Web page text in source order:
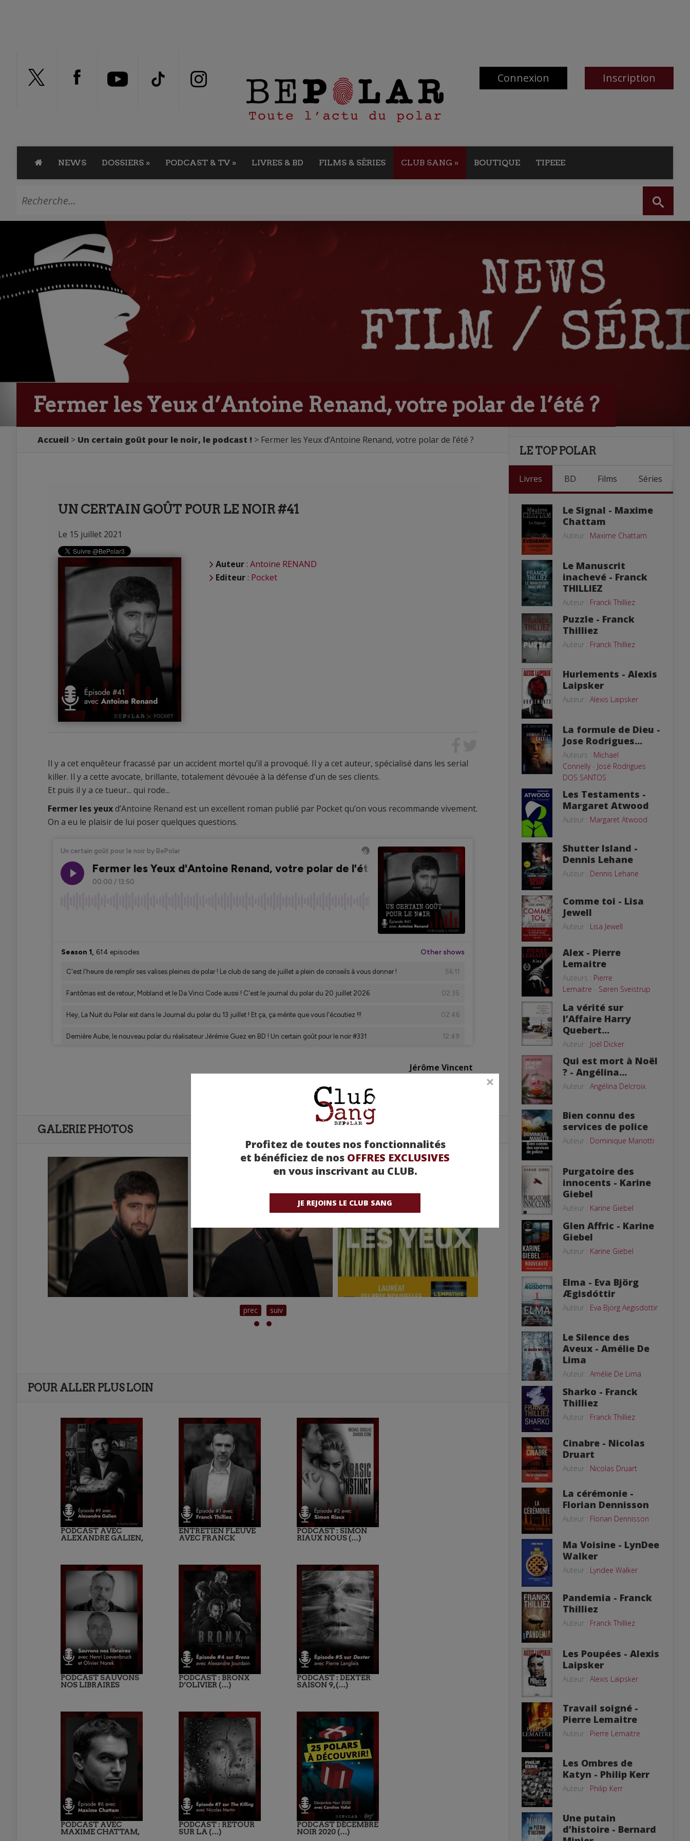
Connexion Inscription
NEWS DOSSIERS » PODCAST & TV » LIVRES & BD FILMS & SÉRIES CLUB SANG » BOUTIQUE TIPEEE
Profitez de toutes nos fonctionnalités
et bénéficiez de nos OFFRES EXCLUSIVES
en vous inscrivant au CLUB.
JE REJOINS LE CLUB SANG
Fermer les Yeux d’Antoine Renand, votre polar de l’été ?
Accueil > Un certain goût pour le noir, le podcast ! > Fermer les Yeux d’Antoine Renand, votre polar de l’été ?
UN CERTAIN GOÛT POUR LE NOIR #41
Le 15 juillet 2021
0
Auteur : Antoine RENAND
Editeur : Pocket
Il y a cet enquêteur fracassé par un accident mortel qu’il a provoqué. Il y a cet auteur, spécialisé dans les serial
killer. Il y a cette avocate, brillante, totalement dévouée à la défense d’un de ses clients.
Et puis il y a ce tueur... qui rode...
Fermer les yeuxd’Antoine Renand est un excellent roman publié par Pocket qu’on vous recommande vivement.
On a eu le plaisir de lui poser quelques questions.
Jérôme Vincent
GALERIE PHOTOS
prec suiv
POUR ALLER PLUS LOIN
PODCAST AVEC
ALEXANDRE GALIEN,
ENTRETIEN FLEUVE
AVEC FRANCK
PODCAST : SIMON
RIAUX NOUS (…)
PODCAST SAUVONS
NOS LIBRAIRES
PODCAST : BRONX
D’OLIVIER (…)
PODCAST : DEXTER
SAISON 9, (…)
PODCAST AVEC
MAXIME CHATTAM,
PODCAST : RETOUR
SUR LA (…)
PODCAST DÉCEMBRE
NOIR 2020 (…)
LE TOP POLAR
Livres BD Films Séries
Le Signal - Maxime
Chattam
Auteur : Maxime Chattam
Le Manuscrit
inachevé - Franck
THILLIEZ
Auteur : Franck Thilliez
Puzzle - Franck
Thilliez
Auteur : Franck Thilliez
Hurlements - Alexis
Laipsker
Auteur : Alexis Laipsker
La formule de Dieu -
Jose Rodrigues...
Auteurs : Michael
Connelly- José Rodrigues
DOS SANTOS
Les Testaments -
Margaret Atwood
Auteur : Margaret Atwood
Shutter Island -
Dennis Lehane
Auteur : Dennis Lehane
Comme toi - Lisa
Jewell
Auteur : Lisa Jewell
Alex - Pierre
Lemaitre
Auteurs : Pierre
Lemaitre - Søren Sveistrup
La vérité sur
l’Affaire Harry
Quebert...
Auteur : Joël Dicker
Qui est mort à Noël
? - Angélina...
Auteur : Angélina Delcroix
Bien connu des
services de police
Auteur : Dominique Manotti
Purgatoire des
innocents - Karine
Giebel
Auteur : Karine Giebel
Glen Affric - Karine
Giebel
Auteur : Karine Giebel
Elma - Eva Björg
Ægisdóttir
Auteur : Eva Björg Aegisdottir
Le Silence des
Aveux - Amélie De
Lima
Auteur : Amélie De Lima
Sharko - Franck
Thilliez
Auteur : Franck Thilliez
Cinabre - Nicolas
Druart
Auteur : Nicolas Druart
La cérémonie -
Florian Dennisson
Auteur : Florian Dennisson
Ma Voisine - LynDee
Walker
Auteur : Lyndee Walker
Pandemia - Franck
Thilliez
Auteur : Franck Thilliez
Les Poupées - Alexis
Laipsker
Auteur : Alexis Laipsker
Travail soigné -
Pierre Lemaitre
Auteur : Pierre Lemaitre
Les Ombres de
Katyn - Philip Kerr
Auteur : Philip Kerr
Une putain
d’histoire - Bernard